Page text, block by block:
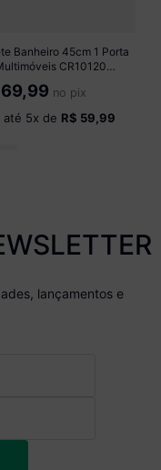
Banheiro 45cm 1 Porta
CR10120
no pix
até 5x de R$ 59,99
lançamentos e